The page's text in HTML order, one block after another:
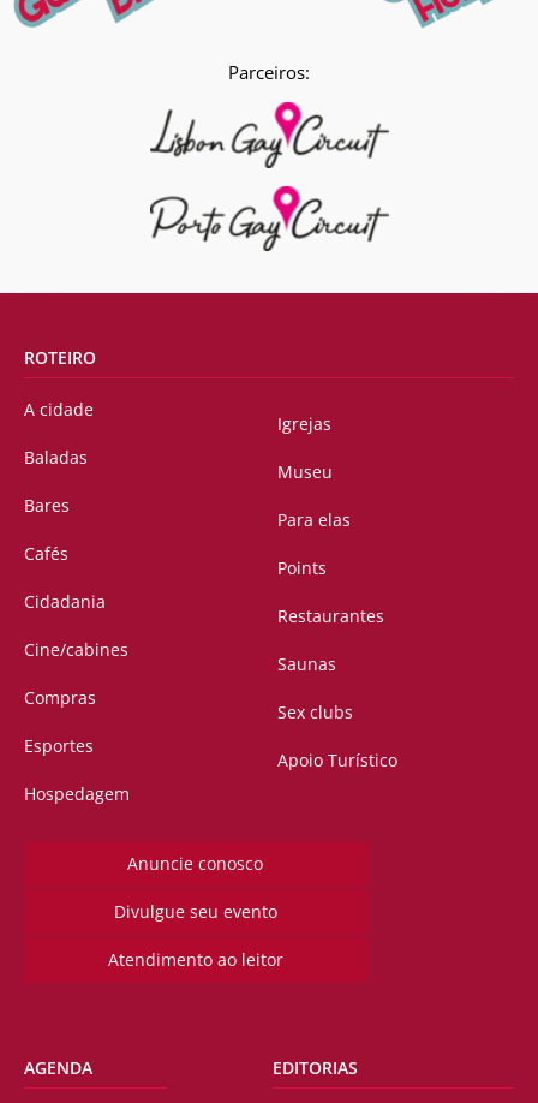
Parceiros:
ROTEIRO
A cidade
Baladas
Bares
Cafés
Cidadania
Cine/cabines
Compras
Esportes
Hospedagem
Igrejas
Museu
Para elas
Points
Restaurantes
Saunas
Sex clubs
Apoio Turístico
Anuncie conosco
Divulgue seu evento
Atendimento ao leitor
AGENDA EDITORIAS